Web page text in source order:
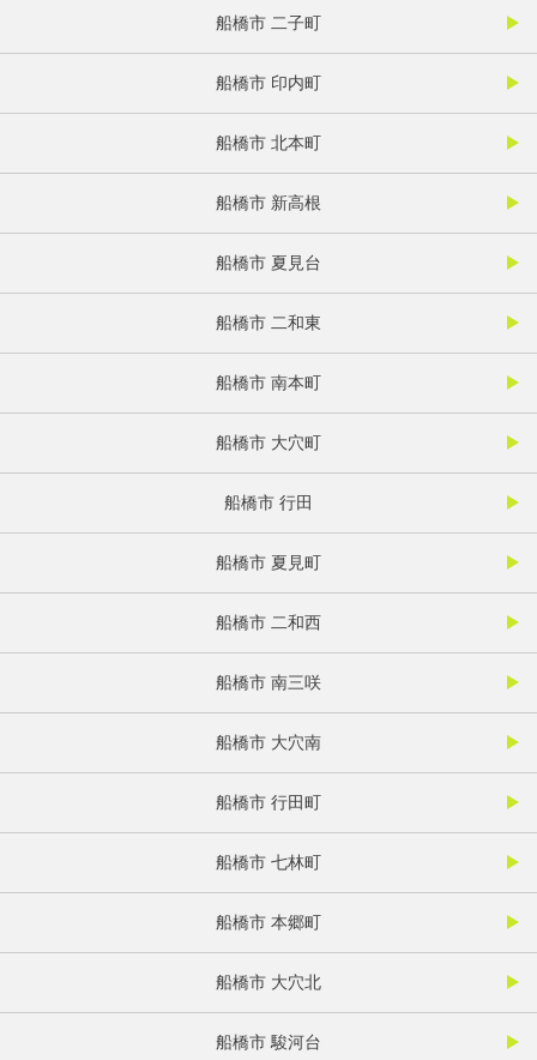
船橋市 二子町
船橋市 印内町
船橋市 北本町
船橋市 新高根
船橋市 夏見台
船橋市 二和東
船橋市 南本町
船橋市 大穴町
船橋市 行田
船橋市 夏見町
船橋市 二和西
船橋市 南三咲
船橋市 大穴南
船橋市 行田町
船橋市 七林町
船橋市 本郷町
船橋市 大穴北
船橋市 駿河台